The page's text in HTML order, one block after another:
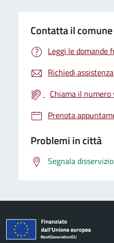
Contatta il comune
Leggi le domande
Richiedi assistenza
Chiama il
Prenota
Problemi in città
Segnala disservizio